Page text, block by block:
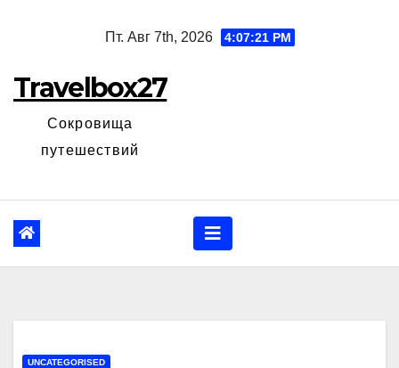
Пт. Авг 7th, 2026 4:07:22 PM
Travelbox27
Сокровища
путешествий
UNCATEGORISED